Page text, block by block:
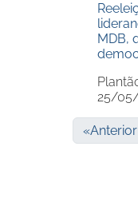
MDB,
25/05/
«Anterior